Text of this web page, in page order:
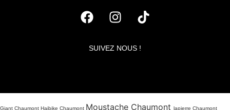
SUIVEZ NOUS !
Giant Chaumont Haibike Chaumont Moustache Chaumont lapierre Chaumont